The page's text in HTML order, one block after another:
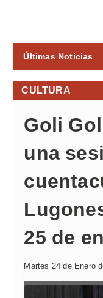
Últimas Noticias
CULTURA
Goli
una
25 de
Martes 24 de Enero